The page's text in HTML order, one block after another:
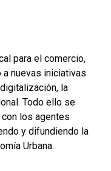
para el comercio,
nuevas iniciativas
la
Todo ello se
los agentes
y difundiendo la
Urbana.